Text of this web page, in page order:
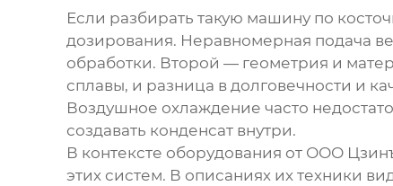
Если разбирать такую машину по
дозирования. Неравномерная подача
обработки. Второй — геометрия и
сплавы, и разница в долговечности и
Воздушное охлаждение часто
создавать конденсат внутри.
В контексте оборудования от ООО
этих систем. В описаниях их техники